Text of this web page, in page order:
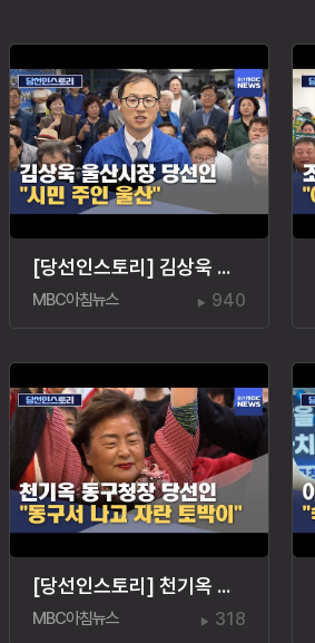
[당선인스토리] 김상욱 울산시장 당선인 "시민 주인 울산"
MBC아침뉴스 940
[당선인스토리] 천기옥 동구청장 당선인 "동구 토박이"
MBC아침뉴스 318